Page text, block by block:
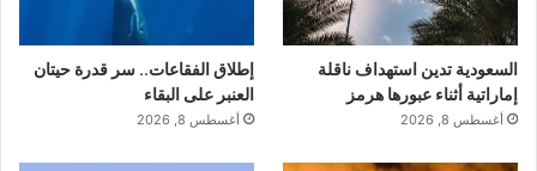
السعودية تدين استهداف ناقلة
إماراتية أثناء عبورها هرمز
أغسطس 8, 2026
إطلاق الفقاعات.. سر قدرة حيتان
العنبر على البقاء
أغسطس 8, 2026